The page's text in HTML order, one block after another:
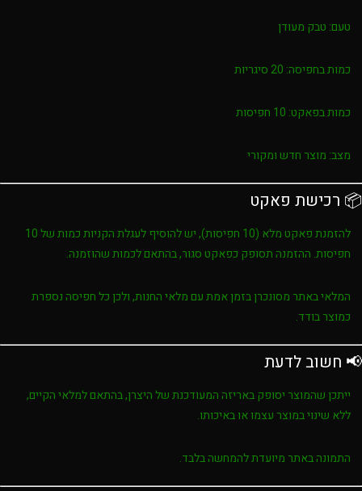
טעם: טבק מעודן
כמות בחפיסה:
כמות בפאקט:
מצב: מוצר חדש ומקורי
📦 רכישת פאקט
להזמנת פאקט מלא (10 חפיסות), יש להוסיף לעגלת הקניות כמות של
10
חפיסות. ההזמנה תסופק כפאקט סגור, בהתאם לכמות שהוזמנה.
המלאי באתר מסונכרן בזמן אמת עם מלאי החנות, ולכן כל חפיסה נספרת
כמוצר בודד.
📢 חשוב לדעת
ייתכן שהמוצר יסופק באריזה המעודכנת של היצרן, בהתאם למלאי הקיים,
ללא שינוי במוצר עצמו או באיכותו.
התמונה באתר מיועדת להמחשה בלבד.